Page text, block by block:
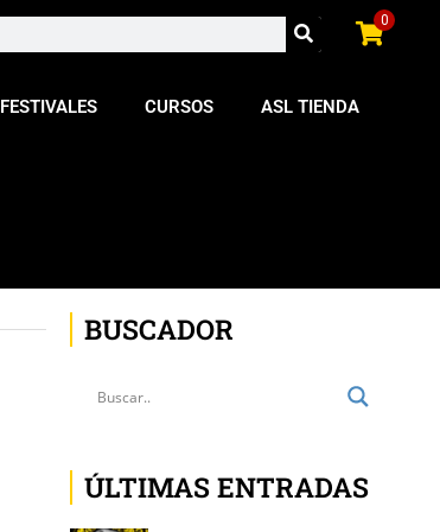
0
FESTIVALES CURSOS ASL TIENDA
BUSCADOR
ÚLTIMAS ENTRADAS